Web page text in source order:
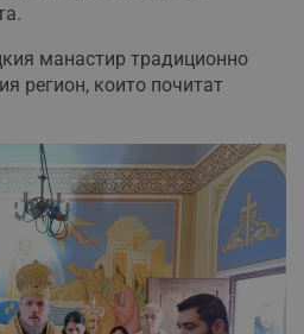
манастир традиционно
регион, които почитат